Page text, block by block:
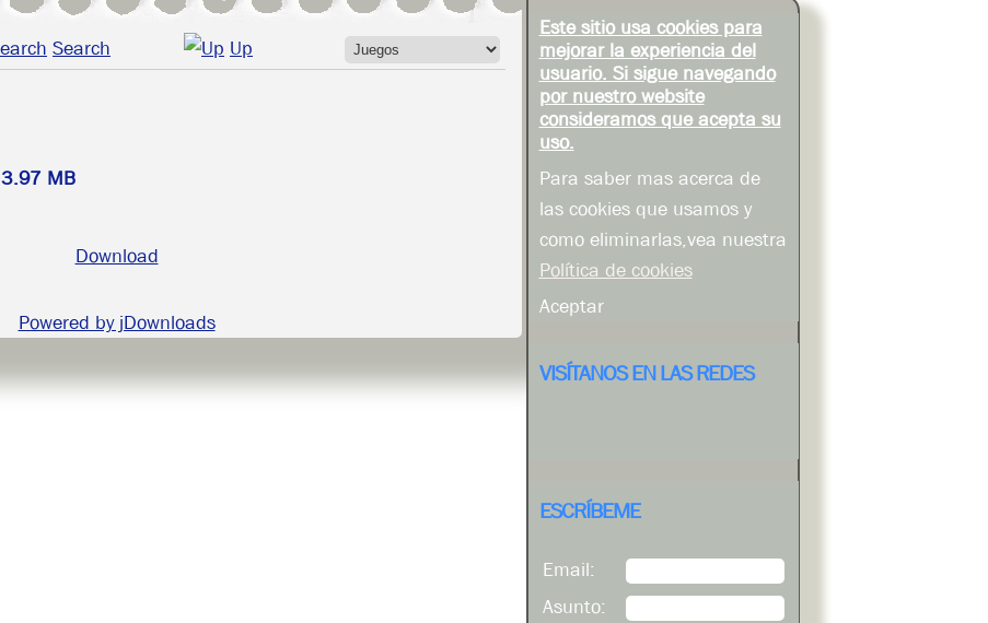
Search
Up
3.97 MB
Download
Powered by jDownloads
Este sitio usa cookies para
mejorar la experiencia del
usuario. Si sigue navegando
por nuestro website
consideramos que acepta su
uso.
Para saber mas acerca de
las cookies que usamos y
como eliminarlas,vea nuestra
Política de cookies
Aceptar
VISÍTANOS EN LAS REDES
ESCRÍBEME
Email:
Asunto: